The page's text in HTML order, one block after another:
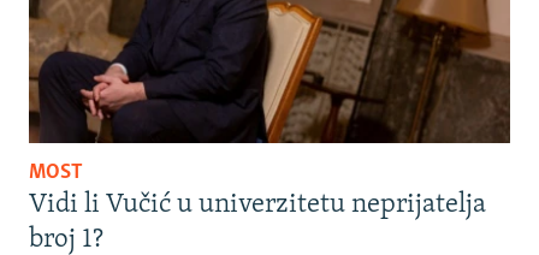
MOST
Vidi li Vučić u univerzitetu neprijatelja
broj 1?